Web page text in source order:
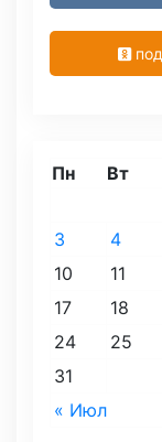
Пн Вт
« Июл
3
4
10
11
17
18
24
25
31